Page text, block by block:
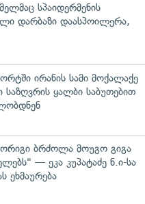
სპაიდერმენის
დარბაზი დაასპოილერა,
ირანის სამი მოქალაქე
საზღვრის ყალბი საბუთებით
ბრძოლა მოუგო გიგა
— ეკა კუპატაძე ნ.ი-სა
ეხმაურება